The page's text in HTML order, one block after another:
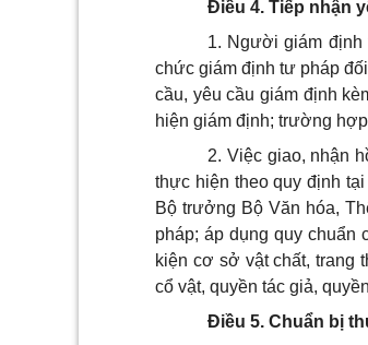
Điều 4. Tiếp nhận
1. Người giám định
chức giám định tư pháp
cầu, yêu cầu giám định
hiện giám định; trường
2. Việc giao, nhận
thực hiện theo quy định
Bộ trưởng Bộ Văn hóa,
pháp; áp dụng quy chuẩn
kiện cơ sở vật chất, trang
cổ vật, quyền tác giả,
Điều 5. Chuẩn bị